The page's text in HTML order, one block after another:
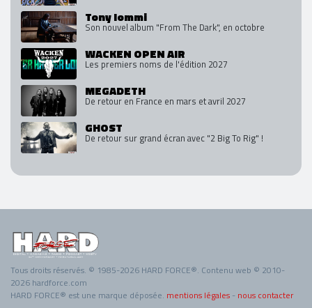
Tony Iommi
Son nouvel album "From The Dark", en octobre
WACKEN OPEN AIR
Les premiers noms de l'édition 2027
MEGADETH
De retour en France en mars et avril 2027
GHOST
De retour sur grand écran avec "2 Big To Rig" !
Tous droits réservés. © 1985-2026 HARD FORCE®. Contenu web © 2010-
2026 hardforce.com
HARD FORCE® est une marque déposée. mentions légales - nous contacter